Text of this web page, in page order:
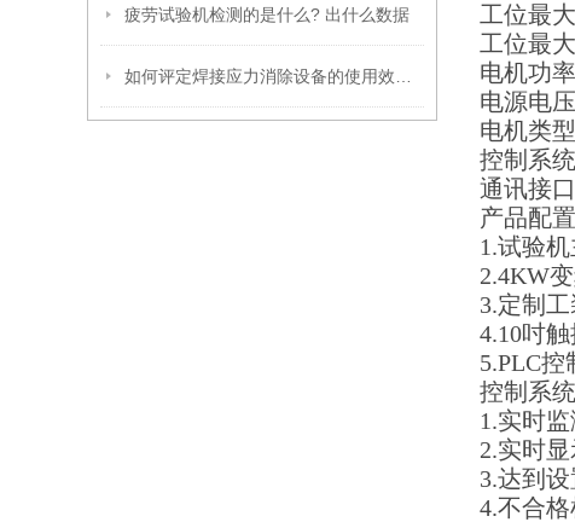
疲劳试验机检测的是什么? 出什么数据
工位最
工位最
电机功
电源电
电机类
控制系
通讯接
产品配置
1.试验
2.4KW
3.定制
4.10吋
5.PLC控
控制系
1.实时监
2.实时显
3.达到设
4.不合